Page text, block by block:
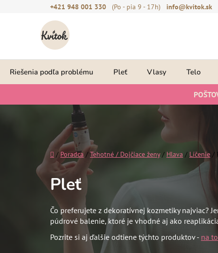
+421 948 001 330 (Po - pia 9 - 17h) info@kvitok.sk
Riešenia podľa problému Pleť Vlasy Telo
Domov
/ Poradca / Tehotné / Dojčiace ženy / Hlava / Líčenie /
Pleť
Čo preferujete z dekoratívnej kozmetiky najviac?
púdrové balenie, ktoré je vhodné aj ako
Pozrite si aj ďalšie odtiene týchto produktov - na